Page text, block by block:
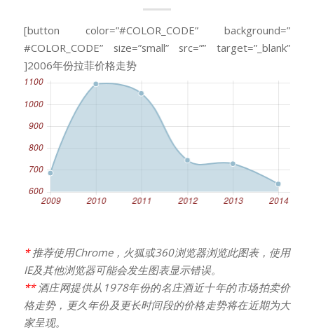
[button color=”#COLOR_CODE” background=”
#COLOR_CODE” size=”small” src=”” target=”_blank”
]2006年份拉菲价格走势
*推荐使用Chrome，火狐或360浏览器浏览此图表，使用
IE及其他浏览器可能会发生图表显示错误。
** 酒庄网提供从1978年份的名庄酒近十年的市场拍卖价
格走势，更久年份及更长时间段的价格走势将在近期为大
家呈现。